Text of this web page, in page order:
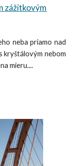
zážitkovým
neba priamo nad
kryštálovým nebom
mieru....